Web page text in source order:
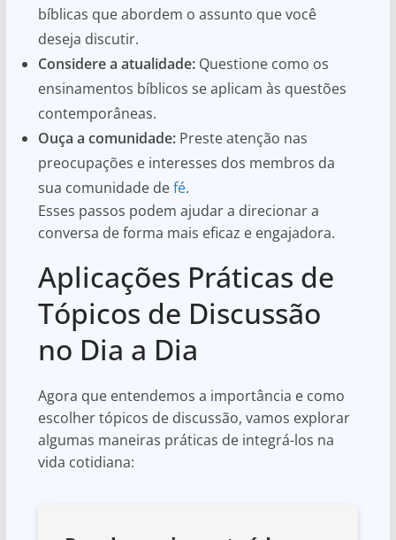
bíblicas que abordem o assunto que você
deseja discutir.
Considere a atualidade:Questione como os
ensinamentos bíblicos se aplicam às questões
contemporâneas.
Ouça a comunidade:Preste atenção nas
preocupações e interesses dos membros da
sua comunidade defé.
Esses passos podem ajudar a direcionar a
conversa de forma mais eficaz e engajadora.
Aplicações Práticas de
Tópicos de Discussão
no Dia a Dia
Agora que entendemos a importância e como
escolher tópicos de discussão, vamos explorar
algumas maneiras práticas de integrá-los na
vida cotidiana: